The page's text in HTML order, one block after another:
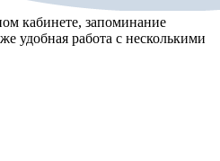
кабинете, запоминание
удобная работа с несколькими